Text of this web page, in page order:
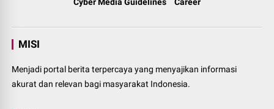
MISI
Menjadi portal berita terpercaya yang menyajikan informasi
akurat dan relevan bagi masyarakat Indonesia.